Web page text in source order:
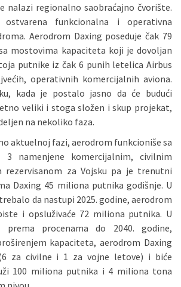
nalazi regionalno saobraćajno čvorište.
funkcionalna i operativna
Aerodrom Daxing poseduje čak 79
mostovima kapaciteta koji je dovoljan
putnike iz čak 6 punih letelica Airbus
operativnih komercijalnih aviona.
kada je postalo jasno da će budući
veliki i stoga složen i skup projekat,
na nekoliko faza.
aktuelnoj fazi, aerodrom funkcioniše sa
namenjene komercijalnim, civilnim
rezervisanom za Vojsku pa je trenutni
Daxing 45 miliona putnika godišnje. U
da nastupi 2025. godine, aerodrom
i opsluživaće 72 miliona putnika. U
prema procenama do 2040. godine,
kapaciteta, aerodrom Daxing
za civilne i 1 za vojne letove) i biće
100 miliona putnika i 4 miliona tona